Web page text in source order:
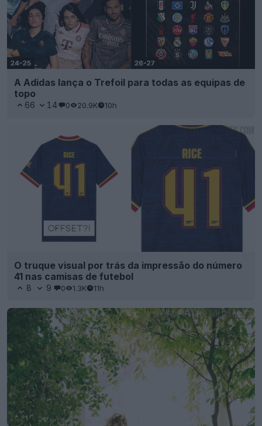
A Adidas lança o Trefoil para todas as equipas de
topo
66 14 0 20.9K 10h
O truque visual por trás da impressão do número
41 nas camisas de futebol
8 9 0 1.3K 11h